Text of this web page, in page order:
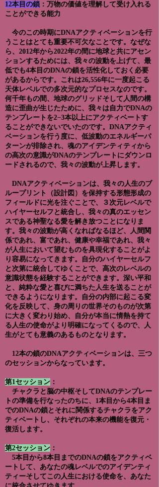
12本目の鎖 ：万物の価値を理解して受け入れる
ことができる能力
今のこの時期にDNAアクティベーションを行
うことはとても重要不可欠なことです。なぜな
ら、2012年から2022年の間に地球と共にアセン
ションするためには、我々の波動を上げて、最
低でも4本目のDNAの鎖を活性化しておく必要
があるからです。これは26,556年に一度起こる
天体レベルでの多次元的なプロセスなのです。
何千年もの間、地球のグリッドそして人間の構
造に歪曲が生じたために、我々は自力でDNAの
テンプレートを2−3本以上にアクティベートす
ることができないでいたのです。DNAアクティ
ベーションを行う度に、低波動のエネルギーパ
ターンが排除され、魂のアイデンティティから
の高次の意識がDNAのテンプレートにダウンロ
ードされるので、我々の波動が上昇します。
DNAアクティベーションは、我々の人生のブ
ループリント（設計図）を保持する形態形成の
フィールドに光を注ぐことで、３次元レベルで
ハイヤーセルフと統合し、我々の真のエッセン
スである神聖なる愛を解き放つことになりま
す。我々の波動が高くなればなるほど、人間関
係であれ、富であれ、健康や幸福であれ、我々
が人生において望むものを具現化することがよ
り容易になってきます。自分のハイヤーセルフ
と次第に統合してゆくことで、高次のレベルの
意識状態を経験することができます。深い平和
と、純粋な愛と喜びに満ちた人生を送ることが
できるようになります。自分の内部に起こる変
化を反映して、身の周りの世界そのものが次第
に大きく変わり始め、自分が本当に情熱を持て
る人生の使命がより明確になってくるので、人
生がとても意義のあるものとなります。
12本の鎖のDNAアクティベーションは、三つ
のセッションからなっています。
第1セッション ：
チャクラと脳の中枢そしてDNAのテンプレー
トの準備を行なったのちに、1本目から4本目ま
でのDNAの鎖とそれに関係するチャクラをアク
ティベートし、それぞれの本来の機能を復元・
復活します。
第2セッション ：
5本目から8本目までのDNAの鎖をアクティベ
ートして、あなたの魂レベルでのアイデンティ
ティーそしてこの人生における使命を、あなた